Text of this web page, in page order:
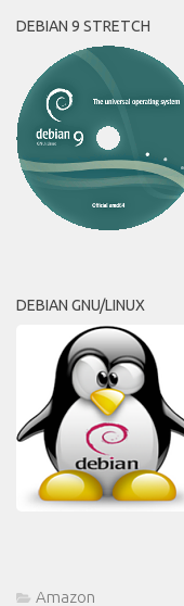
DEBIAN 9 STRETCH
DEBIAN GNU/LINUX
Amazon